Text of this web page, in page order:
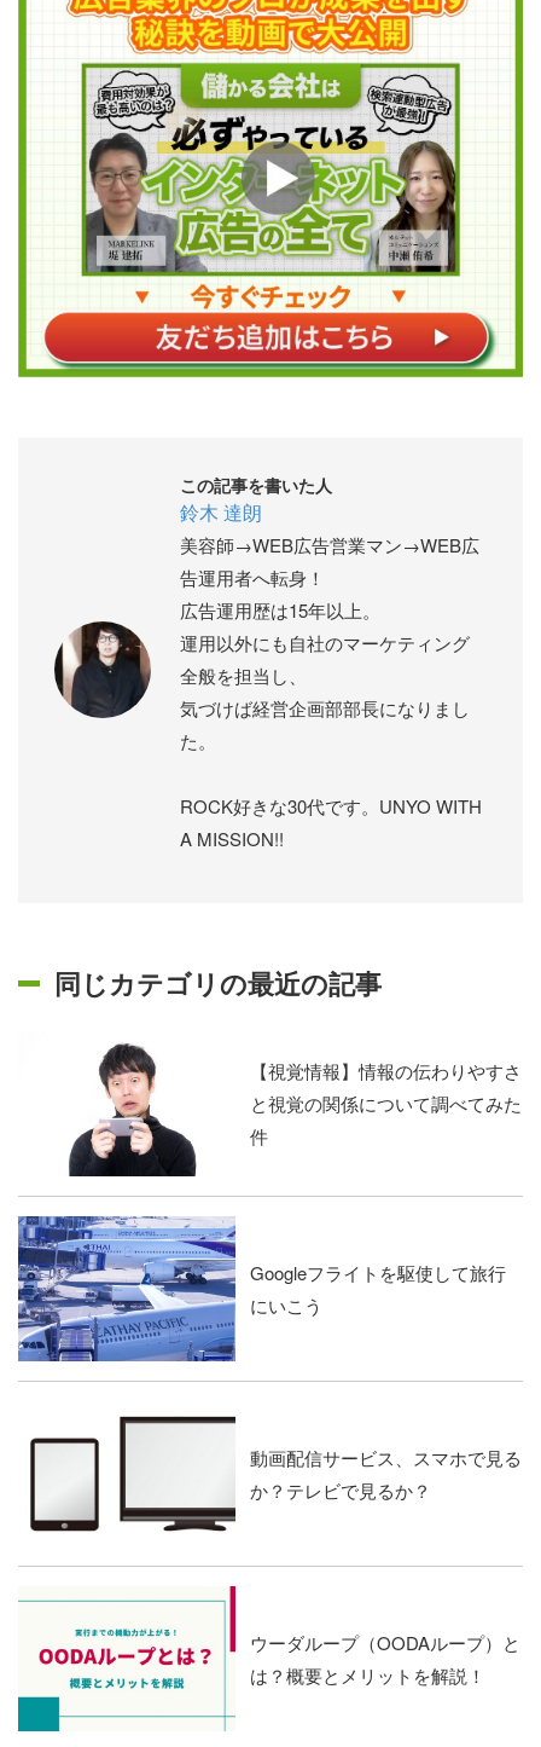
この記事を書いた人
鈴木 達朗
美容師→WEB広告営業マン→WEB広
告運用者へ転身！
広告運用歴は15年以上。
運用以外にも自社のマーケティング
全般を担当し、
気づけば経営企画部部長になりまし
た。
ROCK好きな30代です。UNYO WITH
A MISSION!!
同じカテゴリの最近の記事
【視覚情報】情報の伝わりやすさ
と視覚の関係について調べてみた
件
Googleフライトを駆使して旅行
にいこう
動画配信サービス、スマホで見る
か？テレビで見るか？
ウーダループ（OODAループ）と
は？概要とメリットを解説！